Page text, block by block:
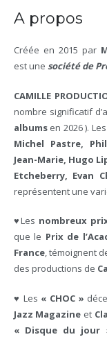
A propos
Créée en 2015 par
est une société de
CAMILLE
nombre significatif
albumsen 2026 ).
Michel Pastre,
Jean-Marie, Hugo
Etcheberry,
Evan
représentent une
♥Les nombreux
que le Prix de
France, témoignent
des productions de
♥ Les « CHOC »
Jazz Magazine et
« Disque du jour